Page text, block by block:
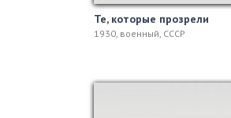
Те, которые прозрели
1930, военный, СССР